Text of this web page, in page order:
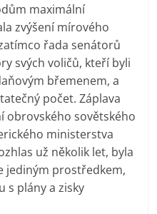
maximální
zvýšení mírového
řada senátorů
svých voličů, kteří byli
břemenem, a
počet. Záplava
obrovského sovětského
ministerstva
už několik let, byla
jediným prostředkem,
s plány a zisky